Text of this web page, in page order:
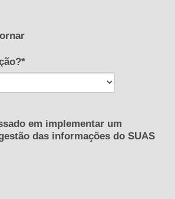
em implementar um
das informações do SUAS